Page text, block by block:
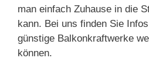
man einfach Zuhause in die
kann. Bei uns finden Sie
günstige Balkonkraftwerke
können.